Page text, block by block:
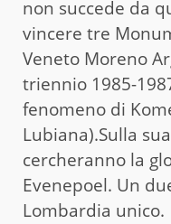
non succede da
vincere tre
Veneto Moreno
triennio 1985-
fenomeno di
Lubiana).Sulla
cercheranno la
Evenepoel. Un
Lombardia unico.